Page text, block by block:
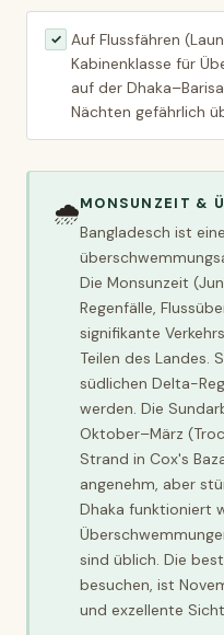
✓ Auf Flussfähren
Kabinenklasse für
auf der
Nächten gefährlich
🌧️MONSUNZEIT &
Bangladesch ist
Die Monsunzeit
Regenfälle,
signifikante
Teilen des Landes.
südlichen Delta-
werden. Die
Oktober–März
Strand in Cox's
angenehm, aber
Dhaka funktioniert
sind üblich. Die
besuchen, ist
und exzellente